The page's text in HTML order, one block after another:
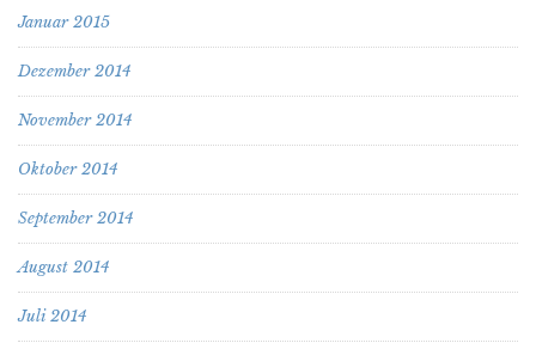
Januar 2015
Dezember 2014
November 2014
Oktober 2014
September 2014
August 2014
Juli 2014